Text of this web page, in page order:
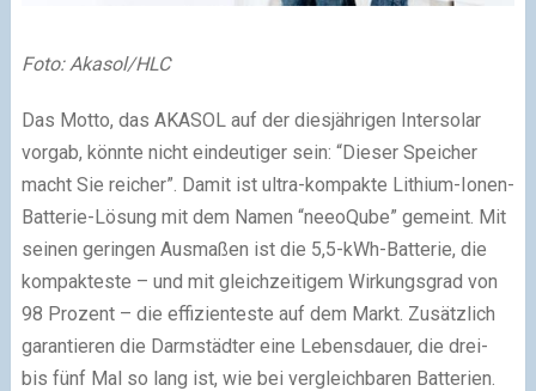
Foto: Akasol/HLC
Das Motto, das AKASOL auf der diesjährigen Intersolar
vorgab, könnte nicht eindeutiger sein: “Dieser Speicher
macht Sie reicher”. Damit ist ultra-kompakte Lithium-Ionen-
Batterie-Lösung mit dem Namen “neeoQube” gemeint. Mit
seinen geringen Ausmaßen ist die 5,5-kWh-Batterie, die
kompakteste – und mit gleichzeitigem Wirkungsgrad von
98 Prozent – die effizienteste auf dem Markt. Zusätzlich
garantieren die Darmstädter eine Lebensdauer, die drei-
bis fünf Mal so lang ist, wie bei vergleichbaren Batterien.